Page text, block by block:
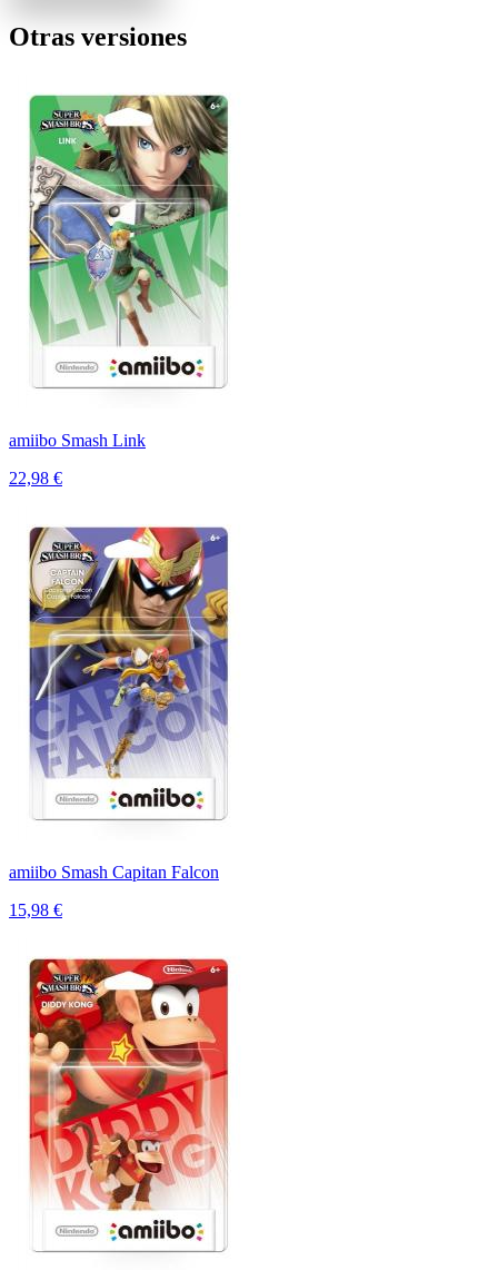
Otras versiones
amiibo Smash Link
22,98 €
amiibo Smash Capitan Falcon
15,98 €